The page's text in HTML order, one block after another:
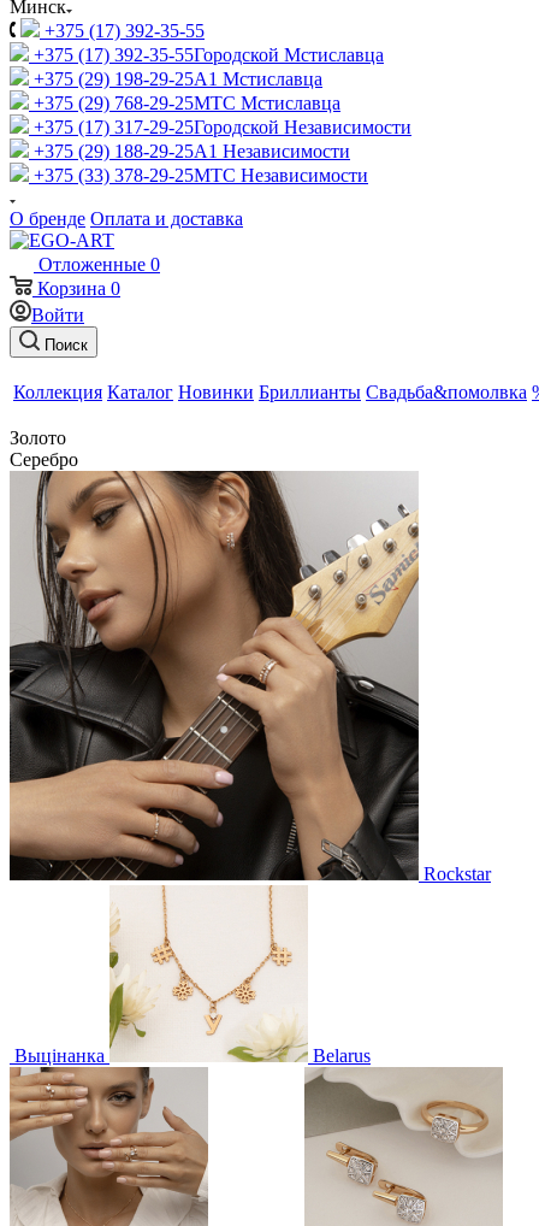
Минск
+375 (17) 392-35-55
+375 (17) 392-35-55Городской Мстиславца
+375 (29) 198-29-25A1 Мстиславца
+375 (29) 768-29-25МТС Мстиславца
+375 (17) 317-29-25Городской Независимости
+375 (29) 188-29-25A1 Независимости
+375 (33) 378-29-25МТС Независимости
О бренде Оплата и доставка
Отложенные 0
Корзина 0
Войти
Поиск
Коллекция Каталог Новинки Бриллианты Свадьба&помолвка
Золото
Серебро
Rockstar
Выцінанка Belarus